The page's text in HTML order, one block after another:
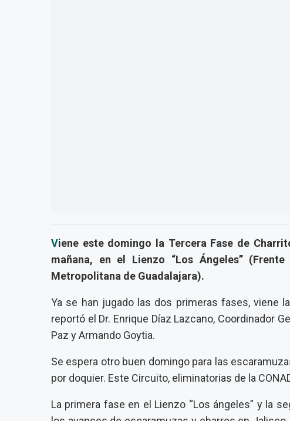
Viene este domingo la Tercera Fase de
mañana, en el Lienzo “Los Ángeles”
Metropolitana de Guadalajara).
Ya se han jugado las dos primeras fases, viene
reportó el Dr. Enrique Díaz Lazcano, Coordinador
Paz y Armando Goytia.
Se espera otro buen domingo para las
por doquier. Este Circuito, eliminatorias de la
La primera fase en el Lienzo “Los ángeles” y la